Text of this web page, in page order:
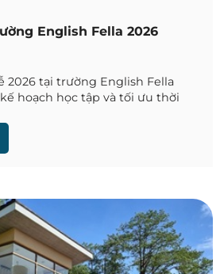
English Fella 2026
2026 tại trường English Fella
hoạch học tập và tối ưu thời